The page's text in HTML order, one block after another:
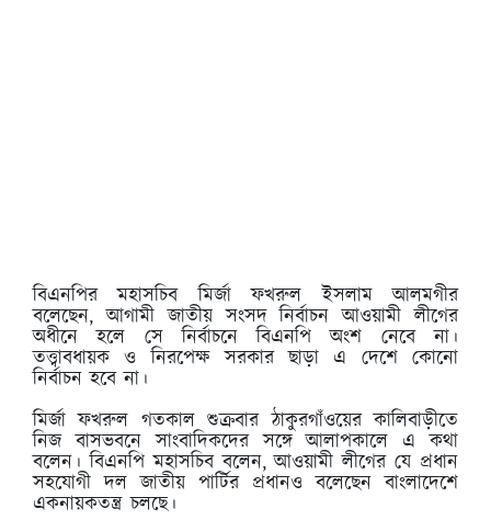
বিএনপির মহাসচিব মির্জা ফখরুল ইসলাম আলমগীর
বলেছেন, আগামী জাতীয় সংসদ নির্বাচন আওয়ামী লীগের
অধীনে হলে সে নির্বাচনে বিএনপি অংশ নেবে না।
তত্ত্বাবধায়ক ও নিরপেক্ষ সরকার ছাড়া এ দেশে কোনো
নির্বাচন হবে না।
মির্জা ফখরুল গতকাল শুক্রবার ঠাকুরগাঁওয়ের কালিবাড়ীতে
নিজ বাসভবনে সাংবাদিকদের সঙ্গে আলাপকালে এ কথা
বলেন। বিএনপি মহাসচিব বলেন, আওয়ামী লীগের যে প্রধান
সহযোগী দল জাতীয় পার্টির প্রধানও বলেছেন বাংলাদেশে
একনায়কতন্ত্র চলছে।